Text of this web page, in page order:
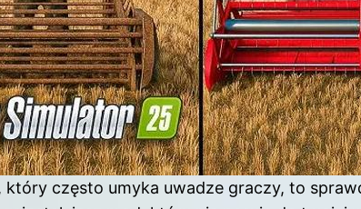
który często umyka uwadze graczy, to